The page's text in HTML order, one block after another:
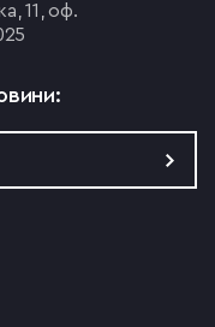
11, оф.